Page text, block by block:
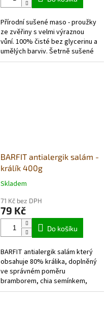
hvězdiček.
Přírodní sušené maso - proužky
ze zvěřiny s velmi výraznou
vůní. 100% čisté bez glycerinu a
umělých barviv. Šetrně sušené
vzduchem v potravinářské
BARFIT antialergik salám -
králík 400g
Průměrné
produktu
je
hvězdiček.
Skladem
71 Kč bez DPH
79 Kč
Do košíku
BARFIT antialergik salám který
obsahuje 80% králika, doplněný
ve správném poměru
bramborem, chia semínkem,
lněným semínkem,